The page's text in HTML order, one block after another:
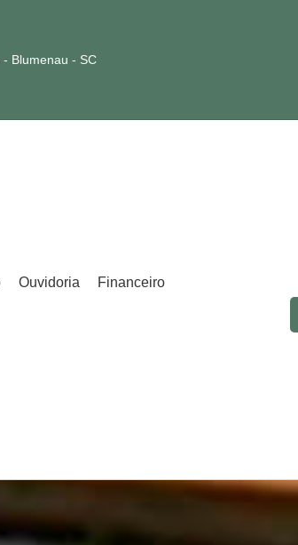
Blumenau - SC
Ouvidoria Financeiro